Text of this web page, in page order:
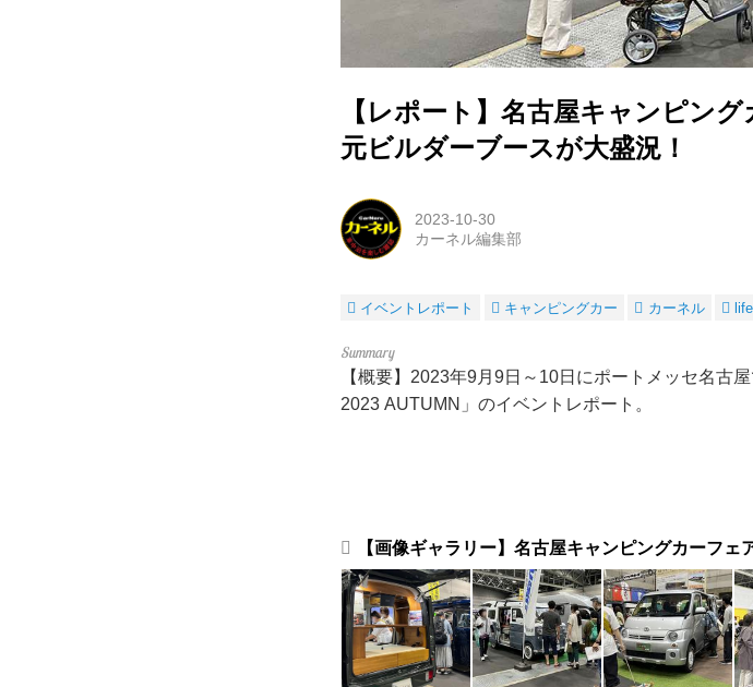
【レポート】名古屋キャンピン
元ビルダーブースが大盛況！
2023-10-30
カーネル編集部
イベントレポート キャンピングカー カーネル
【概要】2023年9月9日～10日にポートメッセ名古
2023 AUTUMN」のイベントレポート。
【画像ギャラリー】名古屋キャンピングカーフ